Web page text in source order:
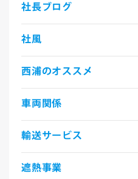
社長ブログ
社風
西浦のオススメ
車両関係
輸送サービス
遮熱事業